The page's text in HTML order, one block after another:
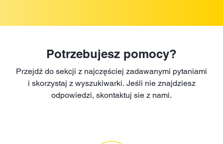
Potrzebujesz pomocy?
Przejdź do sekcji z najczęściej zadawanymi pytaniami
i skorzystaj z wyszukiwarki. Jeśli nie znajdziesz
odpowiedzi, skontaktuj sie z nami.